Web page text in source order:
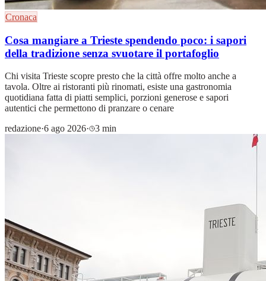
Cronaca
Cosa mangiare a Trieste spendendo poco: i sapori
della tradizione senza svuotare il portafoglio
Chi visita Trieste scopre presto che la città offre molto anche a
tavola. Oltre ai ristoranti più rinomati, esiste una gastronomia
quotidiana fatta di piatti semplici, porzioni generose e sapori
autentici che permettono di pranzare o cenare
redazione·6 ago 2026· 3 min